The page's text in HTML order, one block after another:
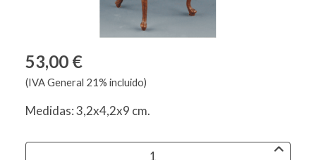
53,00 €
(IVA General 21% incluido)
Medidas: 3,2x4,2x9 cm.